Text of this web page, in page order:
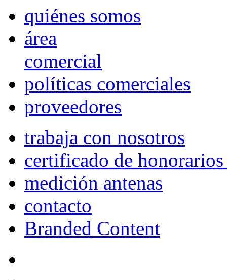
quiénes somos
área
comercial
políticas comerciales
proveedores
trabaja con nosotros
certificado de
medición antenas
contacto
Branded Content